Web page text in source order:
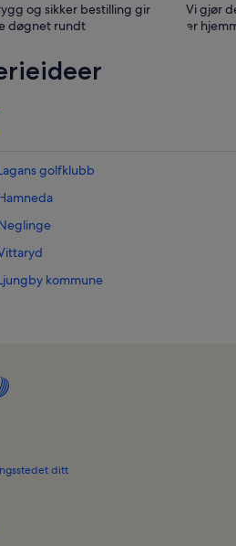
og sikker bestilling gir
døgnet rundt
Vi gjør
er
golfklubb
kommune
ditt